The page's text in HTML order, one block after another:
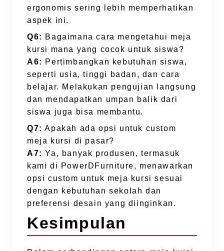
ergonomis sering lebih memperhatikan
aspek ini.
Q6: Bagaimana cara mengetahui meja
kursi mana yang cocok untuk siswa?
A6: Pertimbangkan kebutuhan siswa,
seperti usia, tinggi badan, dan cara
belajar. Melakukan pengujian langsung
dan mendapatkan umpan balik dari
siswa juga bisa membantu.
Q7: Apakah ada opsi untuk custom
meja kursi di pasar?
A7: Ya, banyak produsen, termasuk
kami di PowerDFurniture, menawarkan
opsi custom untuk meja kursi sesuai
dengan kebutuhan sekolah dan
preferensi desain yang diinginkan.
Kesimpulan